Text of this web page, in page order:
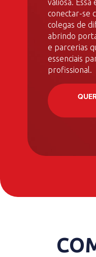
valiosa.
conectar-se
colegas de
abrindo
e parcerias
essenciais
profissional.